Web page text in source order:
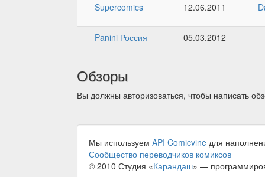
Supercomics
12.06.2011
Panini Россия 05.03.2012
Обзоры
Вы должны авторизоваться, чтобы написать
Мы используем API Comicvine для
Сообщество переводчиков комиксов
© 2010 Студия «Карандаш» —